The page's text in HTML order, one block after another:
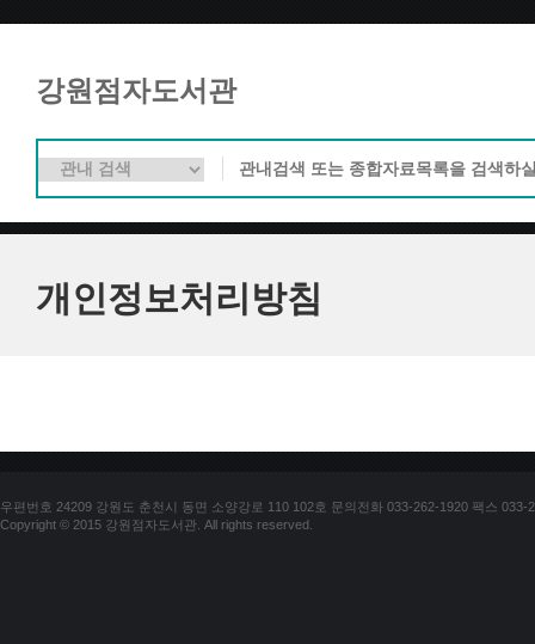
강원점자도서관
개인정보처리방침
우편번호 24209 강원도 춘천시 동면 소양강로 110 102호 문의전화 033-262-1920 팩스 033-
Copyright © 2015 강원점자도서관. All rights reserved.